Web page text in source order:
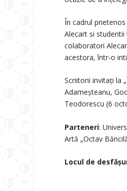
În cadrul
Alecart si studentii
colaboratori
acestora, într-o
Scriitorii invitați la
Adameșteanu,
Teodorescu (6
Parteneri:
Artă „Octav
Locul de